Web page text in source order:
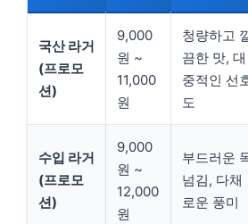
국산 라거
(프로모
션)
9,000
원 ~
11,000
원
청량하고
끔한 맛, 대
중적인 선
도
수입 라거
(프로모
션)
9,000
원 ~
12,000
원
부드러운
넘김, 다채
로운 풍미